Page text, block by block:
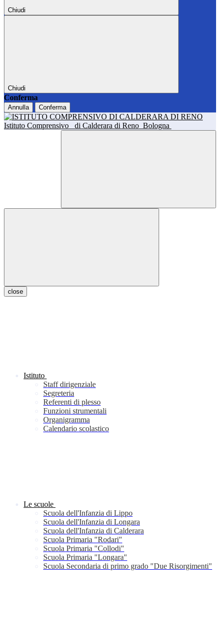
Chiudi
Chiudi
Conferma
Annulla Conferma
Istituto Comprensivo di Calderara di Reno Bologna
close
Istituto
Staff dirigenziale
Segreteria
Referenti di plesso
Funzioni strumentali
Organigramma
Calendario scolastico
Le scuole
Scuola dell'Infanzia di Lippo
Scuola dell'Infanzia di Longara
Scuola dell'Infanzia di Calderara
Scuola Primaria "Rodari"
Scuola Primaria "Collodi"
Scuola Primaria "Longara"
Scuola Secondaria di primo grado "Due Risorgimenti"